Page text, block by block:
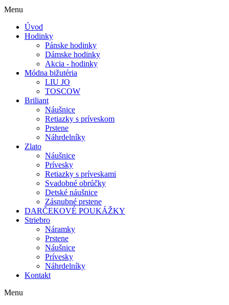
Menu
Úvod
Hodinky
Pánske hodinky
Dámske hodinky
Akcia - hodinky
Módna bižutéria
LIU JO
TOSCOW
Briliant
Náušnice
Retiazky s príveskom
Prstene
Náhrdelníky
Zlato
Náušnice
Prívesky
Retiazky s príveskami
Svadobné obrúčky
Detské náušnice
Zásnubné prstene
DARČEKOVÉ POUKÁŽKY
Striebro
Náramky
Prstene
Náušnice
Prívesky
Náhrdelníky
Kontakt
Menu